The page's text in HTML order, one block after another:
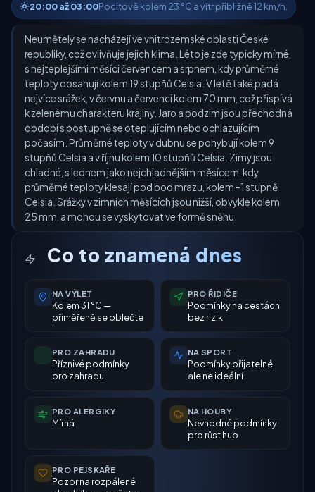
20:00 až 03:00Pocitově kolem 23 °C a vítr přibližně 12 km/h.
Neumětely se nacházejí ve vnitrozemské oblasti České
republiky, což ovlivňuje jejich klima. Léto je zde typicky mírné,
s nejteplejšími měsíci červencem a srpnem, kdy průměrné
teploty dosahují kolem 19 stupňů Celsia. V létě také padá
nejvíce srážek, v červnu a červenci kolem 70 mm, což přispívá
k zelenému charakteru krajiny. Jaro a podzim jsou přechodná
období s postupně se oteplujícím nebo ochlazujícím
počasím. Průměrné teploty v dubnu se pohybují kolem 9
stupňů Celsia a v říjnu kolem 10 stupňů Celsia. Zimy jsou
chladné, s lednem jako nejchladnějším měsícem, kdy
průměrné teploty klesají pod bod mrazu, kolem -1 stupně
Celsia. Srážky v zimních měsících jsou nižší, obvykle kolem
25 mm, a mohou se vyskytovat ve formě sněhu.
Co to znamená dnes
NA VÝLET
Kolem 31 °C —
přiměřeně se oblečte
PRO ŘIDIČE
Podmínky na cestách
bez rizik
PRO ZAHRADU
Příznivé podmínky
pro zahradu
NA SPORT
Podmínky přijatelné,
ale ne ideální
PRO ALERGIKY
Mírná
NA HOUBY
Nevhodné podmínky
pro růst hub
PRO PEJSKAŘE
Pozor na rozpálené